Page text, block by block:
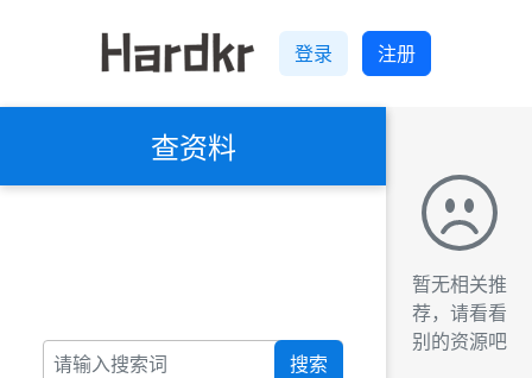
登录 注册
查资料
搜索
暂无相关推
荐，请看看
别的资源吧